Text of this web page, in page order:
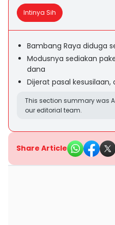
Intinya Sih
Bambang Raya diduga
Modusnya sediakan
dana
Dijerat pasal
This section summary was
our editorial team.
Share Article